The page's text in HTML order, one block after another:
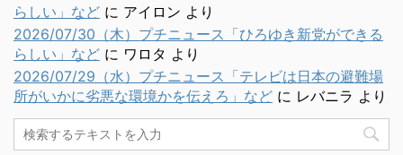
らしい」など に アイロン より
2026/07/30（木）プチニュース「ひろゆき新党ができる
らしい」など に ワロタ より
2026/07/29（水）プチニュース「テレビは日本の避難場
所がいかに劣悪な環境かを伝えろ」など に レバニラ より